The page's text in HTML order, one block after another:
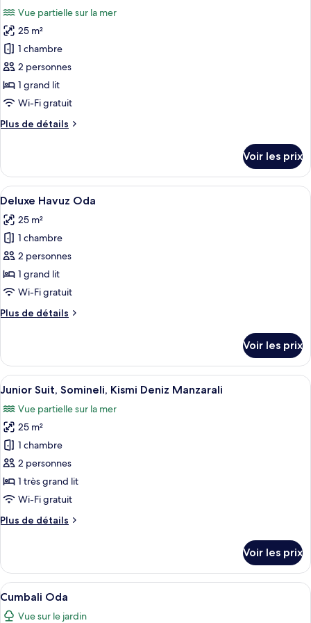
Klasik
Oda
les
photos
pour
ce
type
de
chambre :
Chambre
Vue partielle sur la mer
25 m²
1 chambre
2 personnes
1 grand lit
Wi-Fi gratuit
Plus de détails
Plus
le
type
de
Chambre
Deluxe
Voir les prix
Afficher
toutes
les
photos
pour
ce
type
chambre :
Oda
Deluxe Havuz Oda | Literie de
15
Deluxe Havuz Oda
25 m²
1 chambre
2 personnes
1 grand lit
Wi-Fi gratuit
Plus de détails
Plus
le
type
de
Deluxe
Havuz
Oda
Voir les prix
Afficher
toutes
les
photos
pour
ce
type
de
chambre :
Junior
Kismi
Deniz
Manzarali
Junior Suit, Somineli, Kismi Deniz
7
Junior Suit, Somineli, Kismi Deniz Manzarali
Vue partielle sur la mer
25 m²
1 chambre
2 personnes
1 très grand lit
Wi-Fi gratuit
Plus de détails
Plus
le
type
de
chambre
Junior
Voir les prix
Afficher
toutes
Cumbali Oda | Literie de qualité
11
Cumbali Oda
Vue sur le jardin